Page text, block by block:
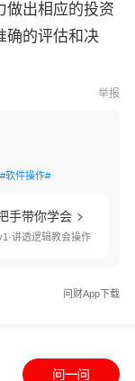
做出相应的投资
确的评估和决
举报
#软件操作#
手带你学会
讲透逻辑教会操作
问财App下载